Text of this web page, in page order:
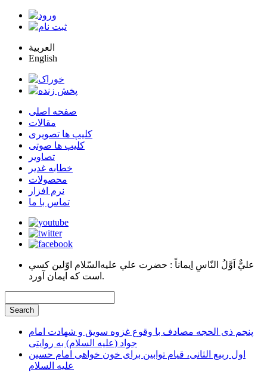
العربية
English
صفحه اصلی
مقالات
کلیپ ها تصویری
کلیپ ها صوتی
تصاویر
خطابه غدیر
محصولات
نرم افزار
تماس با ما
عليٌّ اَوَّلُ النّاسِ اِيماناً : حضرت علي عليه‌السّلام اوّلين كسي
است كه ايمان آورد.
پنجم ذی الحجه مصادف با وقوع غزوه سویق و شهادت امام
جواد (علیه السلام) به روایتی
اول ربیع الثانی، قیام توابین برای خون خواهی امام حسین
علیه السلام